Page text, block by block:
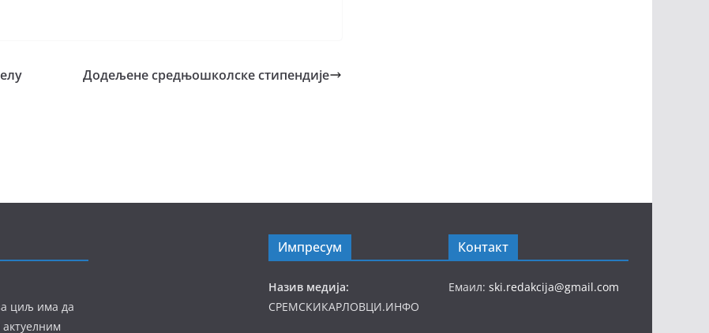
Додељене средњошколске стипендије
циљ има да
Импресум
Назив медија:
СРЕМСКИКАРЛОВЦИ.ИНФО
Контакт
Емаил: ski.redakcija@gmail.com